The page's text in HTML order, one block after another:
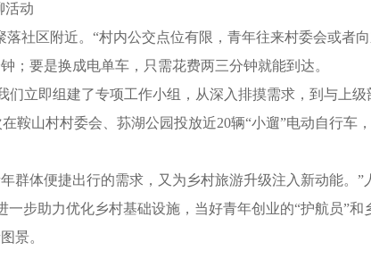
活动
社区附近。“村内公交点位有限，青年往来村委会或者向
；要是换成电单车，只需花费两三分钟就能到达。
们立即组建了专项工作小组，从深入排摸需求，到与上
鞍山村村委会、荪湖公园投放近20辆“小遛”电动自行车
群体便捷出行的需求，又为乡村旅游升级注入新动能。”
步助力优化乡村基础设施，当好青年创业的“护航员”和
景。